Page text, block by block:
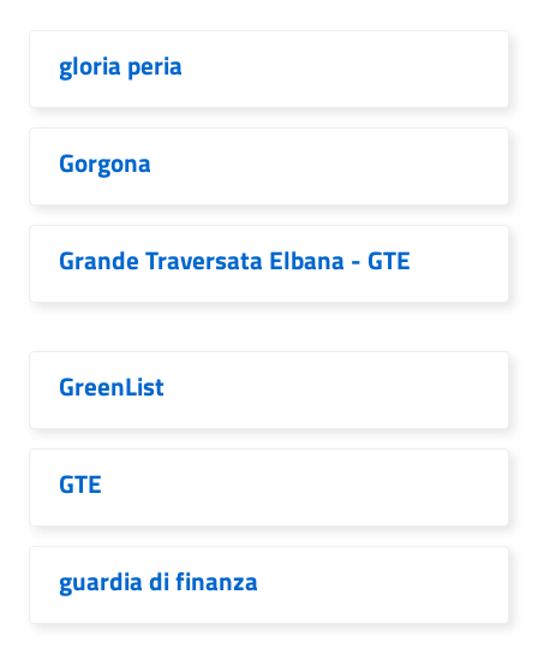
gloria peria
Gorgona
Grande Traversata Elbana - GTE
GreenList
GTE
guardia di finanza